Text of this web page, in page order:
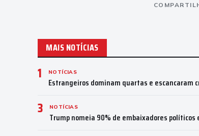
MAIS NOTÍCIAS
1 NOTÍCIAS
Estrangeiros dominam quartas e escancaram
3 NOTÍCIAS
Trump nomeia 90% de embaixadores